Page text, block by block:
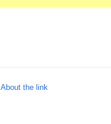
About the link